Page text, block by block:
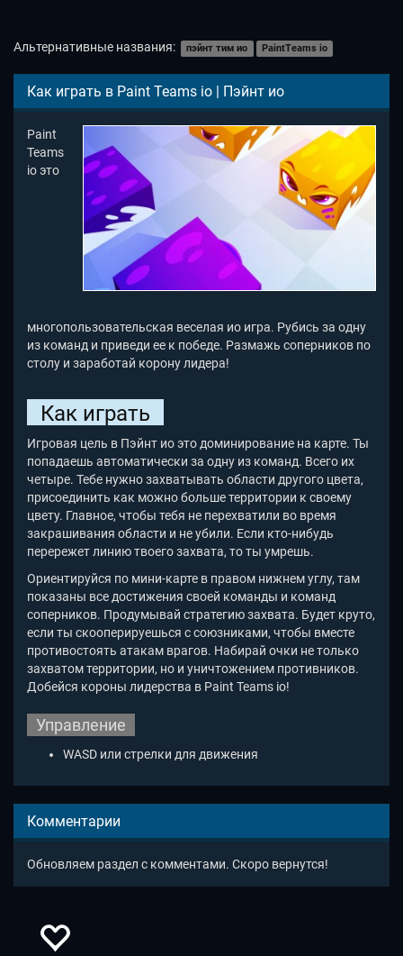
Альтернативные названия: пэйнт тим ио PaintTeams io
Как играть в Paint Teams io | Пэйнт ио
Paint
Teams
io это
многопользовательская веселая ио игра. Рубись за одну
из команд и приведи ее к победе. Размажь соперников по
столу и заработай корону лидера!
Как играть
Игровая цель в Пэйнт ио это доминирование на карте. Ты
попадаешь автоматически за одну из команд. Всего их
четыре. Тебе нужно захватывать области другого цвета,
присоединить как можно больше территории к своему
цвету. Главное, чтобы тебя не перехватили во время
закрашивания области и не убили. Если кто-нибудь
перережет линию твоего захвата, то ты умрешь.
Ориентируйся по мини-карте в правом нижнем углу, там
показаны все достижения своей команды и команд
соперников. Продумывай стратегию захвата. Будет круто,
если ты скооперируешься с союзниками, чтобы вместе
противостоять атакам врагов. Набирай очки не только
захватом территории, но и уничтожением противников.
Добейся короны лидерства в Paint Teams io!
Управление
WASD или стрелки для движения
Комментарии
Обновляем раздел с комментами. Скоро вернутся!